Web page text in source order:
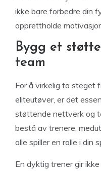
ikke bare forbedre din
opprettholde
Bygg et
team
For å virkelig ta steget
eliteutøver, er det
støttende nettverk og
bestå av trenere,
alle spiller en rolle i din
En dyktig trener gir